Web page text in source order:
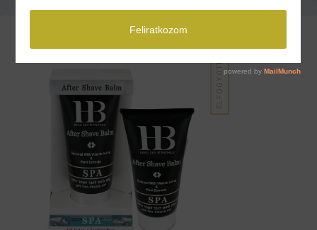
Borotválkozás Utáni Balzsam – 150 ml
ELFOGYOTT